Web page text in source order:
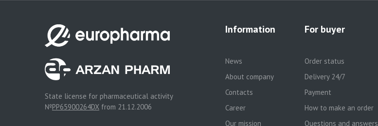
State license for pharmaceutical activity
№PP65900264DX from 21.12.2006
Information
News
About company
Contacts
Career
Our mission
For buyer
Order status
Delivery 24/7
Payment
How to make an order
Questions and answers